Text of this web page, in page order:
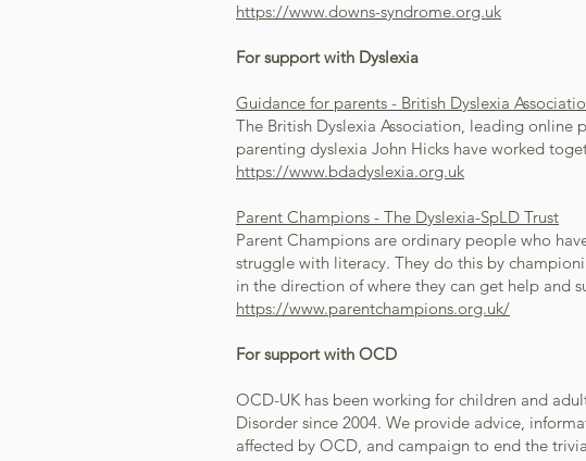
https://www.downs-syndrome.org.uk
For support with Dyslexia
Guidance for parents - British Dyslexia
The British Dyslexia Association, leading online
parenting dyslexia John Hicks have worked
https://www.bdadyslexia.org.uk
Parent Champions - The Dyslexia-SpLD Trust
Parent Champions are ordinary people who
struggle with literacy. They do this by
in the direction of where they can get help and
https://www.parentchampions.org.uk/
For support with OCD
OCD-UK has been working for children and
Disorder since 2004. We provide advice,
affected by OCD, and campaign to end the